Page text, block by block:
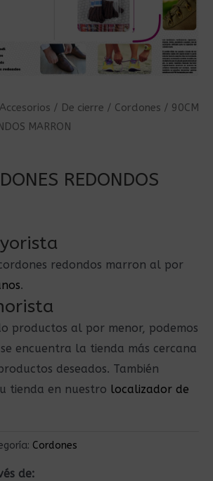
Accesorios / De cierre / Cordones / 90CM
MARRON
REDONDOS
redondos marron al por
.
productos al por menor, podemos
encuentra la tienda más cercana
deseados. También
tienda en nuestro localizador de
Cordones
de: